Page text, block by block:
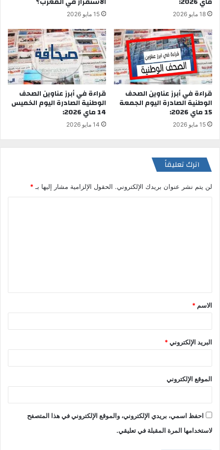
18 مايو 2026 15 مايو 2026
قراءة في أبرز عناوين الصحف
الوطنية الصادرة اليوم الجمعة
15 ماي 2026:
15 مايو 2026
قراءة في أبرز عناوين الصحف
الوطنية الصادرة اليوم الخميس
14 ماي 2026:
14 مايو 2026
اترك تعليقاً
لن يتم نشر عنوان بريدك الإلكتروني. الحقول الإلزامية مشار إليها بـ*
ق
*
الاسم *
البريد الإلكتروني*
الموقع الإلكتروني
احفظ اسمي، بريدي الإلكتروني، والموقع الإلكتروني في هذا المتصفح
لاستخدامها المرة المقبلة في تعليقي.